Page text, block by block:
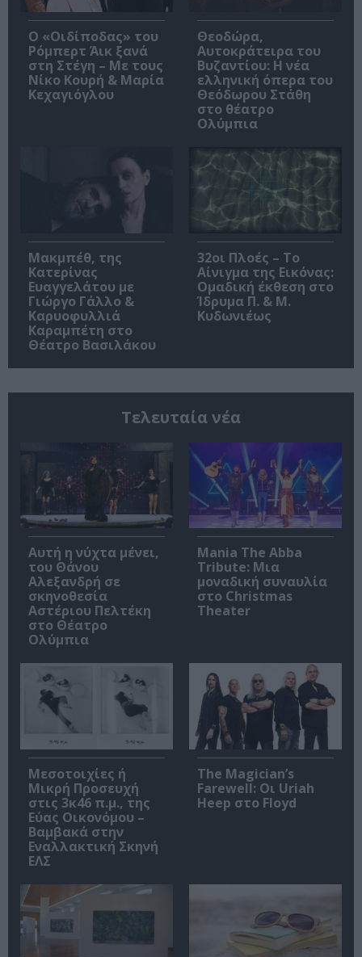
O «Οιδίποδας» του
Ρόμπερτ Άικ ξανά
στη Στέγη – Με τους
Νίκο Κουρή & Μαρία
Κεχαγιόγλου
Θεοδώρα,
Αυτοκράτειρα του
Βυζαντίου: Η νέα
ελληνική όπερα του
Θεόδωρου Στάθη
στο θέατρο
Ολύμπια
Μακμπέθ, της
Κατερίνας
Ευαγγελάτου με
Γιώργο Γάλλο &
Καρυοφυλλιά
Καραμπέτη στο
Θέατρο Βασιλάκου
32οι Πλοές – Το
Αίνιγμα της Εικόνας:
Ομαδική έκθεση στο
Ίδρυμα Π. & Μ.
Κυδωνιέως
Τελευταία νέα
Αυτή η νύχτα μένει,
του Θάνου
Αλεξανδρή σε
σκηνοθεσία
Αστέριου Πελτέκη
στο Θέατρο
Ολύμπια
Mania The Abba
Tribute: Μια
μοναδική συναυλία
στο Christmas
Theater
Μεσοτοιχίες ή
Μικρή Προσευχή
στις 3κ46 π.μ., της
Εύας Οικονόμου –
Βαμβακά στην
Εναλλακτική Σκηνή
ΕΛΣ
The Magician’s
Farewell: Οι Uriah
Heep στο Floyd